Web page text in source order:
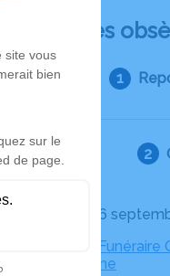
Déroulé des
Le jeudi 26
Chambre
Sainte-Anne